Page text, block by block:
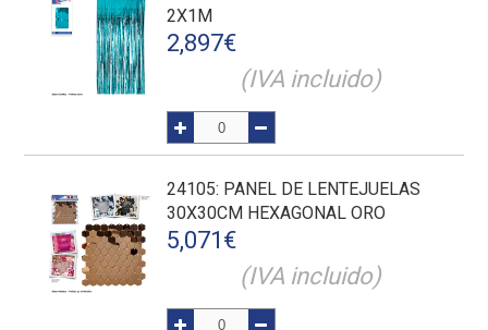
2X1M
2,897€
(IVA incluido)
24105: PANEL DE LENTEJUELAS
30X30CM HEXAGONAL ORO
5,071 €
(IVA incluido)